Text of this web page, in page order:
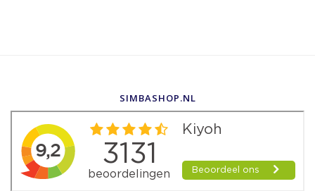
SIMBASHOP.NL